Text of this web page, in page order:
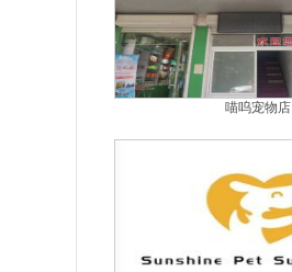
喵呜宠物店